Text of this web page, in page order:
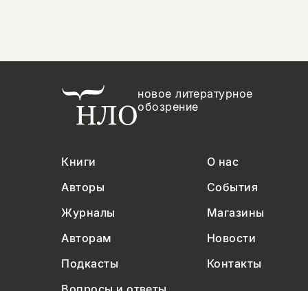
новое литературное
обозрение
Книги
О нас
Авторы
События
Журналы
Магазины
Авторам
Новости
Подкасты
Контакты